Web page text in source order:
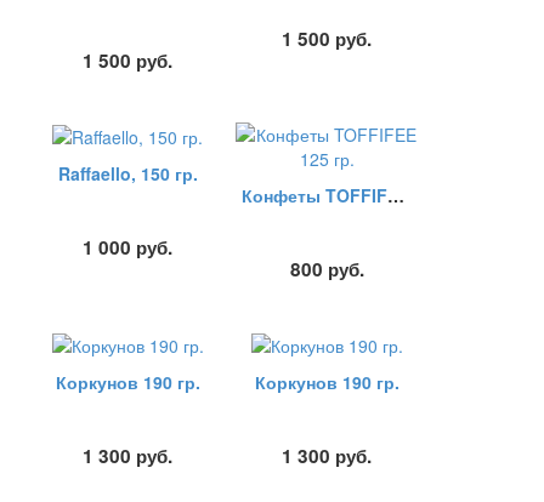
1 500 руб.
1 500 руб.
Raffaello, 150 гр.
1 000 руб.
Конфеты TOFFIFEE 125 гр.
800 руб.
Коркунов 190 гр.
1 300 руб.
Коркунов 190 гр.
1 300 руб.